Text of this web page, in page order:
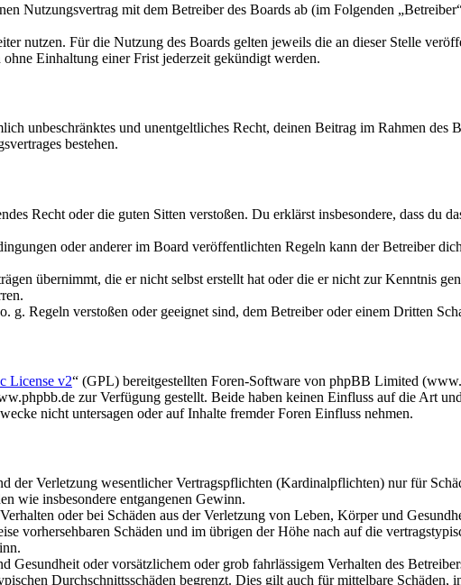
Nutzungsvertrag mit dem Betreiber des Boards ab (im Folgenden
nutzen. Für die Nutzung des Boards gelten jeweils die an dieser Stelle
Einhaltung einer Frist jederzeit gekündigt werden.
unbeschränktes und unentgeltliches Recht, deinen Beitrag im Rahmen des
bestehen.
Recht oder die guten Sitten verstoßen. Du erklärst insbesondere, dass du
oder anderer im Board veröffentlichten Regeln kann der Betreiber
übernimmt, die er nicht selbst erstellt hat oder die er nicht zur Kenntnis
g. Regeln verstoßen oder geeignet sind, dem Betreiber oder einem Dritten
License v2“ (GPL) bereitgestellten Foren-Software von phpBB Limited
zur Verfügung gestellt. Beide haben keinen Einfluss auf die Art
nicht untersagen oder auf Inhalte fremder Foren Einfluss nehmen.
Verletzung wesentlicher Vertragspflichten (Kardinalpflichten) nur für
wie insbesondere entgangenen Gewinn.
oder bei Schäden aus der Verletzung von Leben, Körper und
vorhersehbaren Schäden und im übrigen der Höhe nach auf die
oder vorsätzlichem oder grob fahrlässigem Verhalten des
Durchschnittsschäden begrenzt. Dies gilt auch für mittelbare Schäden,